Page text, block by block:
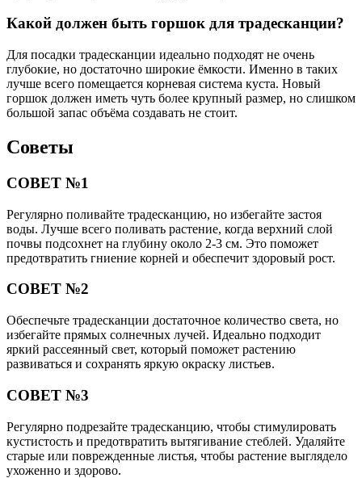
Какой должен быть горшок для традесканции?
Для посадки традесканции идеально подходят не очень
глубокие, но достаточно широкие ёмкости. Именно в таких
лучше всего помещается корневая система куста. Новый
горшок должен иметь чуть более крупный размер, но слишком
большой запас объёма создавать не стоит.
Советы
СОВЕТ №1
Регулярно поливайте традесканцию, но избегайте застоя
воды. Лучше всего поливать растение, когда верхний слой
почвы подсохнет на глубину около 2-3 см. Это поможет
предотвратить гниение корней и обеспечит здоровый рост.
СОВЕТ №2
Обеспечьте традесканции достаточное количество света, но
избегайте прямых солнечных лучей. Идеально подходит
яркий рассеянный свет, который поможет растению
развиваться и сохранять яркую окраску листьев.
СОВЕТ №3
Регулярно подрезайте традесканцию, чтобы стимулировать
кустистость и предотвратить вытягивание стеблей. Удаляйте
старые или поврежденные листья, чтобы растение выглядело
ухоженно и здорово.